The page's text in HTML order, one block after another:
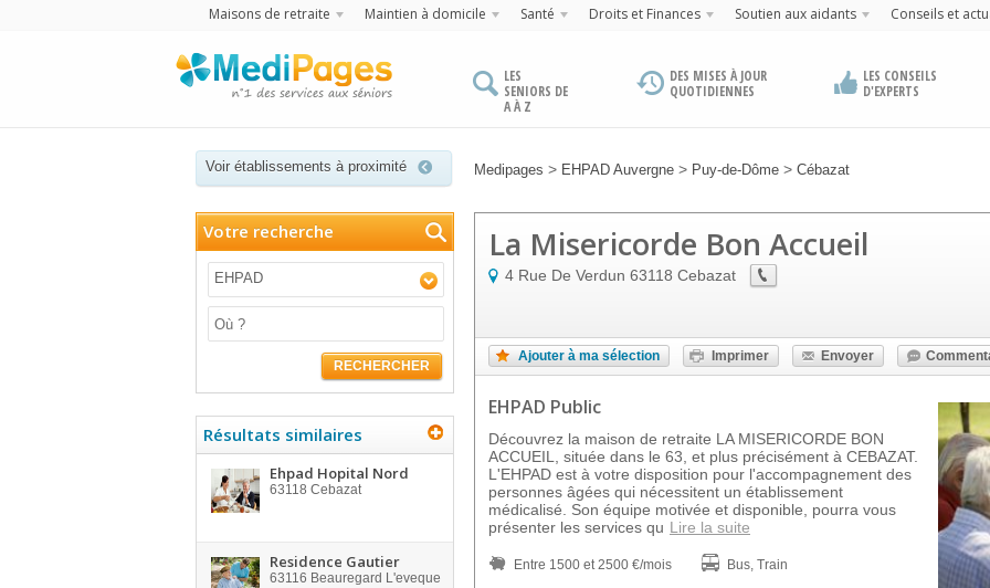
Maisons de retraite Maintien à domicile Santé Droits et Finances Soutien aux aidants Conseils et
LES
SENIORS DE
A À Z
DES MISES À JOUR
QUOTIDIENNES
LES CONSEILS
D'EXPERTS
Voir établissements à proximité Medipages > EHPAD Auvergne > Puy-de-Dôme > Cébazat
Votre recherche
EHPAD
RECHERCHER
Résultats similaires
Ehpad Hopital Nord
63118 Cebazat
Residence Gautier
63116 Beauregard L'eveque
La Misericorde Bon Accueil
4 Rue De Verdun 63118 Cebazat
Ajouter à ma sélection Imprimer Envoyer
EHPAD Public
Découvrez la maison de retraite LA MISERICORDE BON
ACCUEIL, située dans le 63, et plus précisément à CEBAZAT.
L'EHPAD est à votre disposition pour l'accompagnement des
personnes âgées qui nécessitent un établissement
médicalisé. Son équipe motivée et disponible, pourra vous
présenter les services qu Lire la suite
Entre 1500 et 2500 €/mois Bus, Train